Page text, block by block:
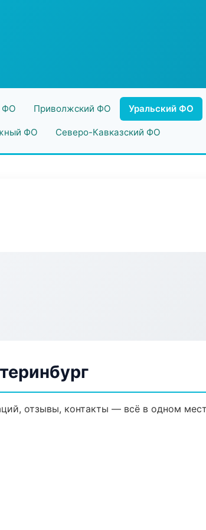
ФО Приволжский ФО Уральский ФО
ФО Северо-Кавказский ФО
отзывы, контакты — всё в одном